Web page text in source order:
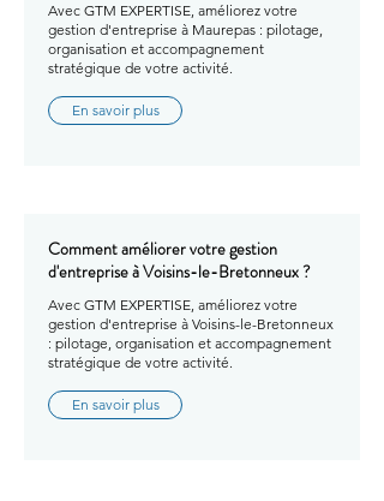
Avec GTM EXPERTISE, améliorez votre
gestion d'entreprise à Maurepas : pilotage,
organisation et accompagnement
stratégique de votre activité.
En savoir plus
Comment améliorer votre gestion
d'entreprise à Voisins-le-Bretonneux ?
Avec GTM EXPERTISE, améliorez votre
gestion d'entreprise à Voisins-le-Bretonneux
: pilotage, organisation et accompagnement
stratégique de votre activité.
En savoir plus